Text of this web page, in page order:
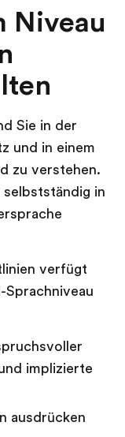
Niveau
Sie in der
und in einem
zu verstehen.
selbstständig in
verfügt
Sprachniveau
implizierte
ausdrücken